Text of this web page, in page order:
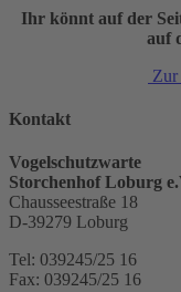
Ihr könnt auf der
auf
Zur
Kontakt
Vogelschutzwarte
Storchenhof Loburg
Chausseestraße 18
D-39279 Loburg
Tel: 039245/25 16
Fax: 039245/25 16